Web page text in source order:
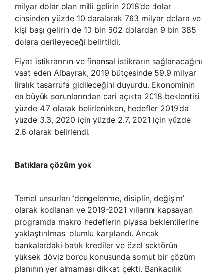
milyar dolar olan milli gelirin 2018’de dolar
cinsinden yüzde 10 daralarak 763 milyar dolara ve
kişi başı gelirin de 10 bin 602 dolardan 9 bin 385
dolara gerileyeceği belirtildi.
Fiyat istikrarının ve finansal istikrarın sağlanacağını
vaat eden Albayrak, 2019 bütçesinde 59.9 milyar
liralık tasarrufa gidileceğini duyurdu. Ekonominin
en büyük sorunlarından cari açıkta 2018 beklentisi
yüzde 4.7 olarak belirlenirken, hedefler 2019’da
yüzde 3.3, 2020 için yüzde 2.7, 2021 için yüzde
2.6 olarak belirlendi.
Batıklara çözüm yok
Temel unsurları ‘dengelenme, disiplin, değişim’
olarak kodlanan ve 2019-2021 yıllarını kapsayan
programda makro hedeflerin piyasa beklentilerine
yaklaştırılması olumlu karşılandı. Ancak
bankalardaki batık krediler ve özel sektörün
yüksek döviz borcu konusunda somut bir çözüm
planının yer almaması dikkat çekti. Bankacılık